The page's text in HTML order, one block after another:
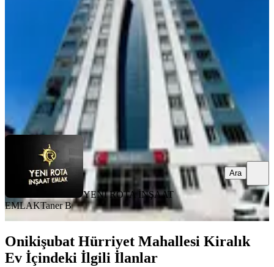
1+1· 45 m²·9. Kat ·01.08.2026
15.000 ₺
YENİ ROTA İNŞAAT EMLAK
YENİ ROTA İNŞAAT
EMLAKTaner B
Ara
Onikişubat Hürriyet Mahallesi Kiralık
Ev İçindeki İlgili İlanlar